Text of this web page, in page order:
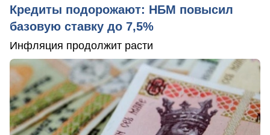
Кредиты подорожают: НБМ повысил
базовую ставку до 7,5%
Инфляция продолжит расти